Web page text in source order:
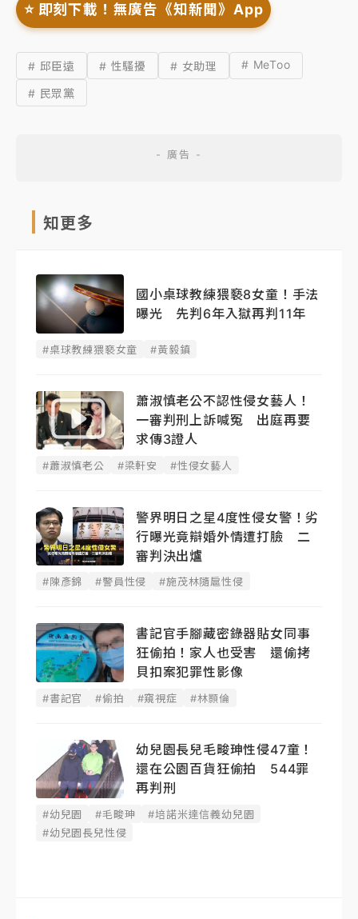
⭐️ 即刻下載！無廣告《知新聞》App
# 邱臣遠 # 性騷擾 # 女助理 # MeToo
# 民眾黨
知更多
國小桌球教練猥褻8女童！手法
曝光 先判6年入獄再判11年
#桌球教練猥褻女童 #黃毅鎮
蕭淑慎老公不認性侵女藝人！
一審判刑上訴喊冤 出庭再要
求傳3證人
#蕭淑慎老公 #梁軒安 #性侵女藝人
警界明日之星4度性侵女警！劣
行曝光竟辯婚外情遭打臉 二
審判決出爐
#陳彥錦 #警員性侵 #施茂林隨扈性侵
書記官手腳藏密錄器貼女同事
狂偷拍！家人也受害 還偷拷
貝扣案犯罪性影像
#書記官 #偷拍 #窺視症 #林顥倫
幼兒園長兒毛畯珅性侵47童！
還在公園百貨狂偷拍 544罪
再判刑
#幼兒園 #毛畯珅
#培諾米達信義幼兒園
#幼兒園長兒性侵